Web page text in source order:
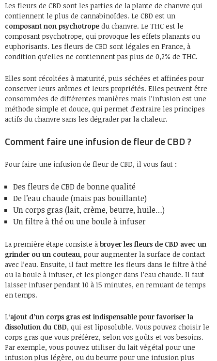
Les fleurs de CBD sont les parties de la plante de chanvre qui
contiennent le plus de cannabinoïdes. Le CBD est un
composant non psychotrope du chanvre. Le THC est le
composant psychotrope, qui provoque les effets planants ou
euphorisants. Les fleurs de CBD sont légales en France, à
condition qu’elles ne contiennent pas plus de 0,2% de THC.
Elles sont récoltées à maturité, puis séchées et affinées pour
conserver leurs arômes et leurs propriétés. Elles peuvent être
consommées de différentes manières mais l’infusion est une
méthode simple et douce, qui permet d’extraire les principes
actifs du chanvre sans les dégrader par la chaleur.
Comment faire une infusion de fleur de CBD ?
Pour faire une infusion de fleur de CBD, il vous faut :
Des fleurs de CBD de bonne qualité
De l’eau chaude (mais pas bouillante)
Un corps gras (lait, crème, beurre, huile…)
Un filtre à thé ou une boule à infuser
La première étape consiste à broyer les fleurs de CBD avec un
grinder ou un couteau, pour augmenter la surface de contact
avec l’eau. Ensuite, il faut mettre les fleurs dans le filtre à thé
ou la boule à infuser, et les plonger dans l’eau chaude. Il faut
laisser infuser pendant 10 à 15 minutes, en remuant de temps
en temps.
L‘ajout d’un corps gras est indispensable pour favoriser la
dissolution du CBD, qui est liposoluble. Vous pouvez choisir le
corps gras que vous préférez, selon vos goûts et vos besoins.
Par exemple, vous pouvez utiliser du lait végétal pour une
infusion plus légère, ou du beurre pour une infusion plus